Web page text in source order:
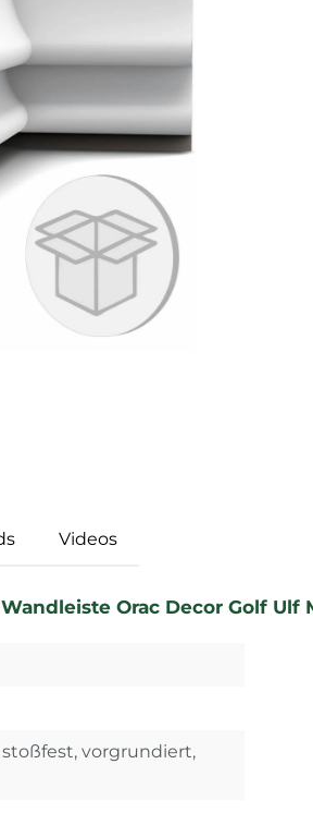
Videos
Orac Decor Golf Ulf
stoßfest, vorgrundiert,